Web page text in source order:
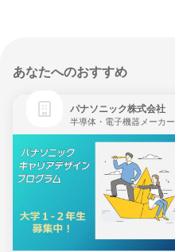
あなたへのおすすめ
パナソニック株式会社
半導体・電子機器メーカー